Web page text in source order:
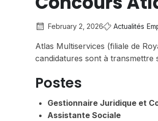
February 2, 2026 Actualités
Atlas Multiservices (filiale de
candidatures sont à transmettre
Postes
Gestionnaire Juridique et
Assistante Sociale